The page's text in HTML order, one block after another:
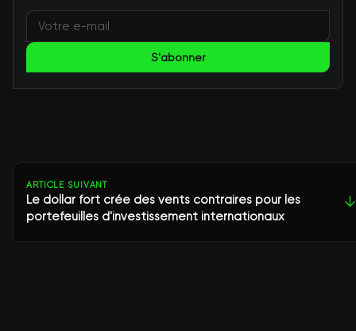
S'abonner
ARTICLE SUIVANT
Le dollar fort crée des vents contraires pour les
portefeuilles d'investissement internationaux
↓